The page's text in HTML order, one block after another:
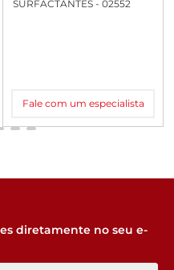
SURFACTANTES - 02552
Fale com um especialista
diretamente no seu e-